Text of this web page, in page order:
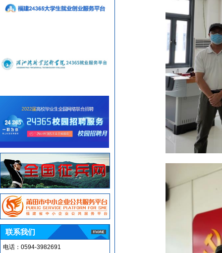
联系我们
电话：0594-3982691